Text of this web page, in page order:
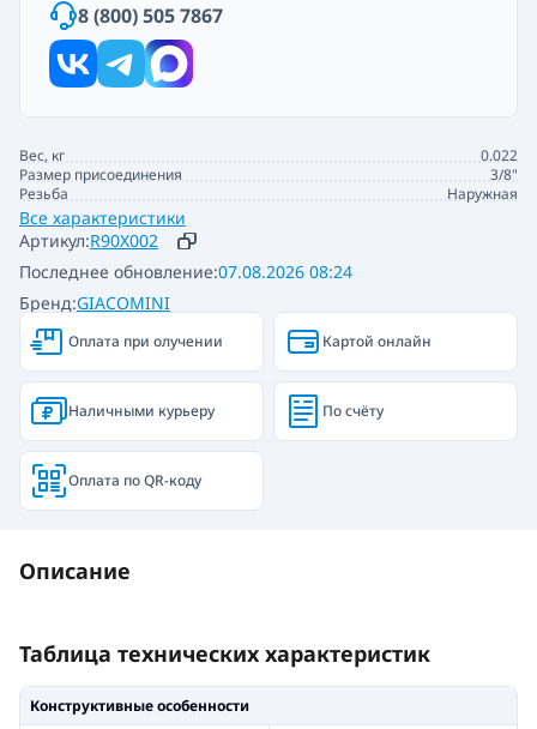
Артикул:R90X002
Бренд:GIACOMINI
Последнее обновление:07.08.2026 08:24
Вес, кг
0.022
Размер присоединения
3/8"
Резьба
Наружная
Все характеристики
8 (800) 505 7867
Оплата при олучении Картой онлайн
Наличными курьеру По счёту
Оплата по QR-коду
Описание
Таблица технических характеристик
Конструктивные особенности